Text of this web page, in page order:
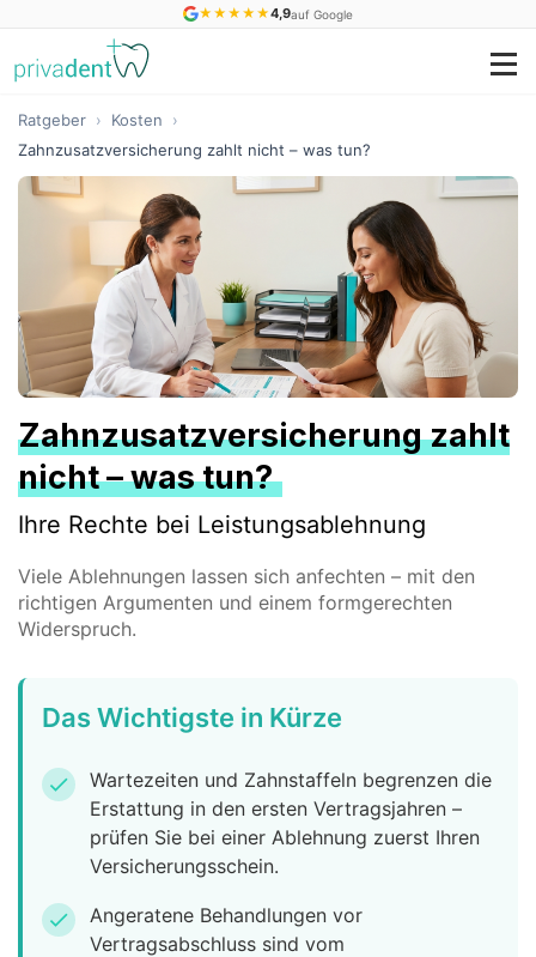
★ ★ ★ ★ ★4,9auf Google
Ratgeber › Kosten
›
Zahnzusatzversicherung zahlt nicht – was tun?
Zahnzusatzversicherung zahlt
nicht – was tun?
Ihre Rechte bei Leistungsablehnung
Viele Ablehnungen lassen sich anfechten – mit den
richtigen Argumenten und einem formgerechten
Widerspruch.
Das Wichtigste in Kürze
check
Wartezeiten und Zahnstaffeln begrenzen die
Erstattung in den ersten Vertragsjahren –
prüfen Sie bei einer Ablehnung zuerst Ihren
Versicherungsschein.
check
Angeratene Behandlungen vor
Vertragsabschluss sind vom